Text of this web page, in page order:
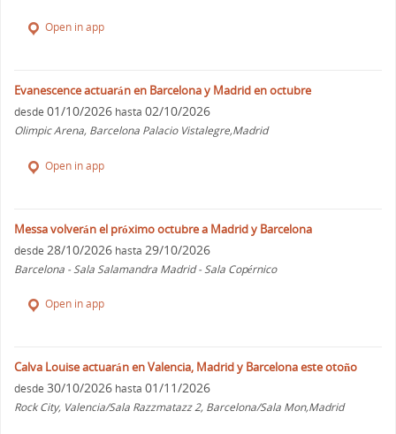
Open in app
Evanescence actuarán en Barcelona y Madrid en octubre
desde 01/10/2026 hasta 02/10/2026
Olimpic Arena, Barcelona Palacio Vistalegre,Madrid
Open in app
Messa volverán el próximo octubre a Madrid y Barcelona
desde 28/10/2026 hasta 29/10/2026
Barcelona - Sala Salamandra Madrid - Sala Copérnico
Open in app
Calva Louise actuarán en Valencia, Madrid y Barcelona este otoño
desde 30/10/2026 hasta 01/11/2026
Rock City, Valencia/Sala Razzmatazz 2, Barcelona/Sala Mon,Madrid